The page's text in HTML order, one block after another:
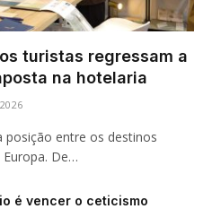
turistas regressam a
na hotelaria
posição entre os destinos
De…
é vencer o ceticismo